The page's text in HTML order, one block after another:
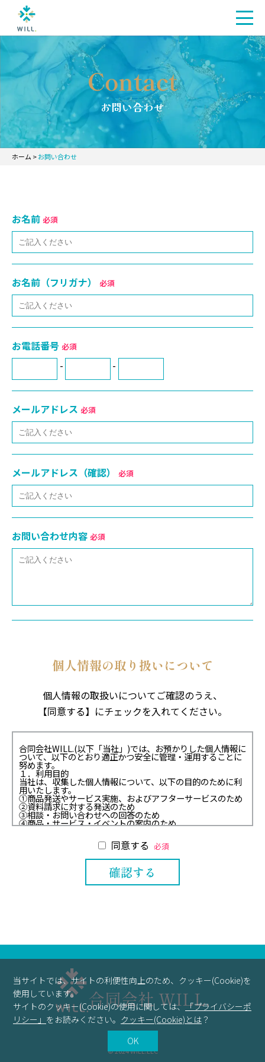
Contact
お問い合わせ
ホーム >お問い合わせ
お名前 必須
お名前（フリガナ） 必須
お電話番号 必須
- -
メールアドレス 必須
メールアドレス（確認） 必須
お問い合わせ内容 必須
個人情報の取り扱いについて
個人情報の取扱いについてご確認のうえ、
【同意する】にチェックを入れてください。
合同会社WILL.(以下「当社」)では、お預かりした個人情報に
ついて、以下のとおり適正かつ安全に管理・運用することに
努めます。
１．利用目的
当社は、収集した個人情報について、以下の目的のために利
用いたします。
①商品発送やサービス実施、およびアフターサービスのため
②資料請求に対する発送のため
③相談・お問い合わせへの回答のため
④商品・サービス・イベントの案内のため
当社は、以下の場合を除いて、個人データを第三者へ提供す
①法令に基づく場合
②人の生命・身体・財産を保護するために必要で、本人から
同意を得ることが難しい場合
③公衆衛生の向上・児童の健全な育成のために必要で、本人
から同意を得ることが難しい場合
ご本人確認のうえ対応させていただきますが、代理人の場合
４．個人情報相談窓口
合同会社WILL.
〒456-0027
愛知県名古屋市熱田区名古屋市熱田区
旗屋二丁目8番1号
----------------------------------------
代表
同意する 必須
合同会社 WILL.
© 2024 WILL.LLC
当サイトでは、サイトの利便性向上のため、クッキー(Cookie)を
使用しています。
サイトのクッキー(Cookie)の使用に関しては、「プライバシーポ
リシー」 をお読みください。 クッキー(Cookie)とは？
OK